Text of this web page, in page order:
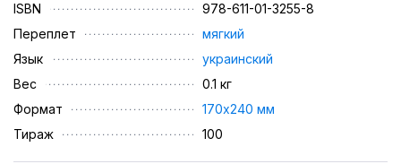
ISBN
978-611-01-3255-8
Переплет
мягкий
Язык
украинский
Вес
0.1 кг
Формат
170х240 мм
Тираж
100